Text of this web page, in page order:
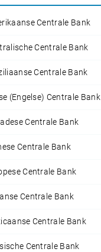
Centrale Bank
Centrale Bank
Centrale Bank
(Engelse) Centrale Bank
Centrale Bank
Centrale Bank
Centrale Bank
Centrale Bank
Centrale Bank
Centrale Bank